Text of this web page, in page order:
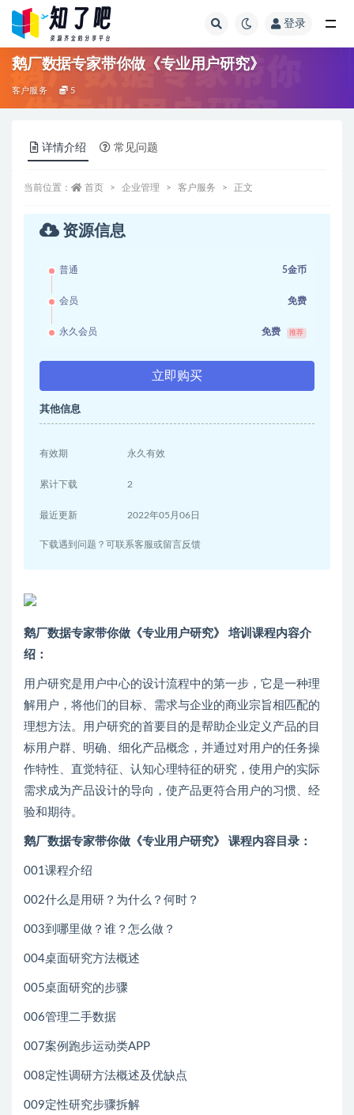
登录
鹅厂数据专家带你做《专业用户研究》
客户服务 5
详情介绍 常见问题
当前位置： 首页 企业管理 客户服务 正文
资源信息
普通 5金币
会员 免费
永久会员 免费 推荐
立即购买
其他信息
有效期 永久有效
累计下载 2
最近更新 2022年05月06日
下载遇到问题？可联系客服或留言反馈
鹅厂数据专家带你做《专业用户研究》 培训课程内容介
绍：
用户研究是用户中心的设计流程中的第一步，它是一种理
解用户，将他们的目标、需求与企业的商业宗旨相匹配的
理想方法。用户研究的首要目的是帮助企业定义产品的目
标用户群、明确、细化产品概念，并通过对用户的任务操
作特性、直觉特征、认知心理特征的研究，使用户的实际
需求成为产品设计的导向，使产品更符合用户的习惯、经
验和期待。
鹅厂数据专家带你做《专业用户研究》 课程内容目录：
001课程介绍
002什么是用研？为什么？何时？
003到哪里做？谁？怎么做？
004桌面研究方法概述
005桌面研究的步骤
006管理二手数据
007案例跑步运动类APP
008定性调研方法概述及优缺点
009定性研究步骤拆解
全部